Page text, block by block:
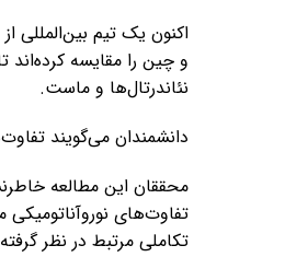
اکنون یک تیم بین‌المللی
و چین را مقایسه
نئاندرتال‌ها و ماست.
دانشمندان می‌گویند
محققان این مطالعه
تفاوت‌های
تکاملی مرتبط در نظر